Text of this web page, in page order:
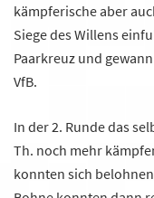
kämpferische aber
Siege des Willens
Paarkreuz und
VfB.
In der 2. Runde das
Th. noch mehr
konnten sich